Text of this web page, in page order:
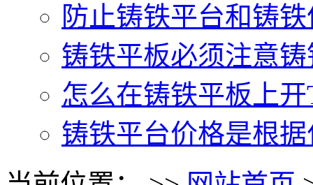
防止铸铁平台和铸
铸铁平板必须注意
怎么在铸铁平板上
铸铁平台价格是根